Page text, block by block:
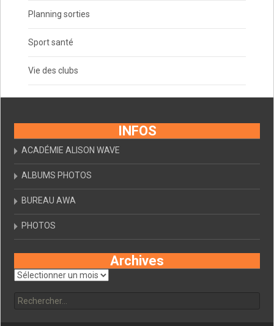
Planning sorties
Sport santé
Vie des clubs
INFOS
ACADÉMIE ALISON WAVE
ALBUMS PHOTOS
BUREAU AWA
PHOTOS
Archives
Archives